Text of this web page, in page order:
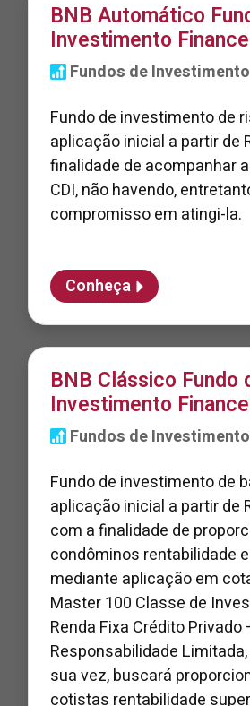
BNB Automático
Investimento
Fundos de Investimento
Fundo de investimento de
aplicação inicial a partir de
finalidade de acompanhar
CDI, não havendo,
compromisso em atingi-la.
Conheça
BNB Clássico Fundo
Investimento
Fundos de Investimento
Fundo de investimento de
aplicação inicial a partir de
com a finalidade de
condôminos rentabilidade
mediante aplicação em
Master 100 Classe de
Renda Fixa Crédito Privado
Responsabilidade
sua vez, buscará
cotistas rentabilidade